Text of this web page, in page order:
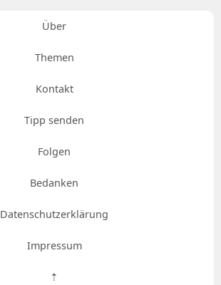
Über
Themen
Kontakt
Tipp senden
Folgen
Bedanken
Datenschutzerklärung
Impressum
⇡